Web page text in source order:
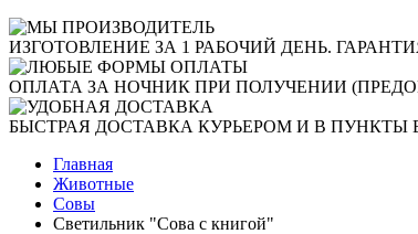
ИЗГОТОВЛЕНИЕ ЗА 1 РАБОЧИЙ ДЕНЬ.
ОПЛАТА ЗА НОЧНИК ПРИ ПОЛУЧЕНИИ
БЫСТРАЯ ДОСТАВКА КУРЬЕРОМ И В
Главная
Животные
Совы
Светильник "Сова с книгой"